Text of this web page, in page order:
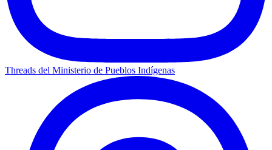
Threads del Ministerio de Pueblos Indígenas